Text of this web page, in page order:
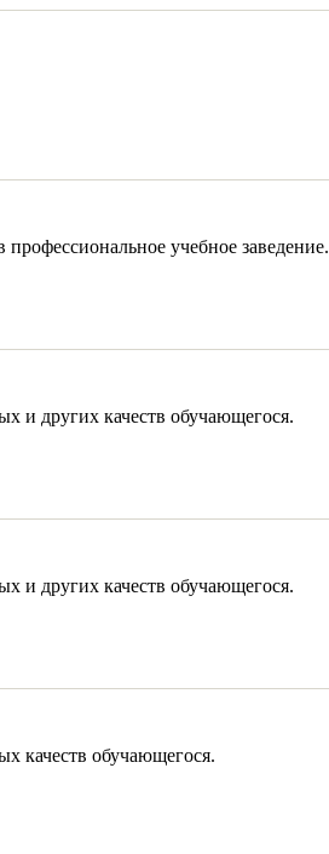
учебное заведение.
и других качеств обучающегося.
и других качеств обучающегося.
качеств обучающегося.